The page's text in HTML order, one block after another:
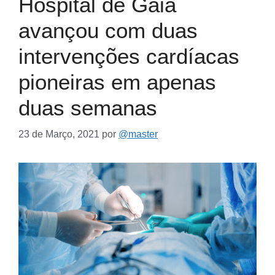
avançou com duas
intervenções cardíacas
pioneiras em apenas
duas semanas
23 de Março, 2021 por @master